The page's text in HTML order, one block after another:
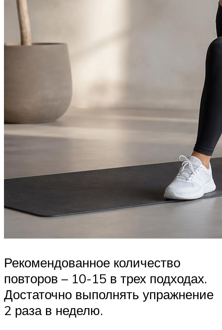
Рекомендованное количество
повторов – 10-15 в трех подходах.
Достаточно выполнять упражнение
2 раза в неделю.